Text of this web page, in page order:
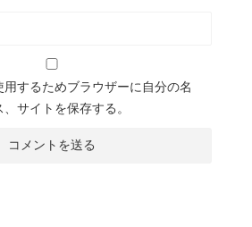
するためブラウザーに自分の名
サイトを保存する。